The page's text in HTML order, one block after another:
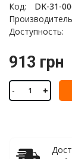
Код:
DK-31-
Доступность:
913 грн
- +